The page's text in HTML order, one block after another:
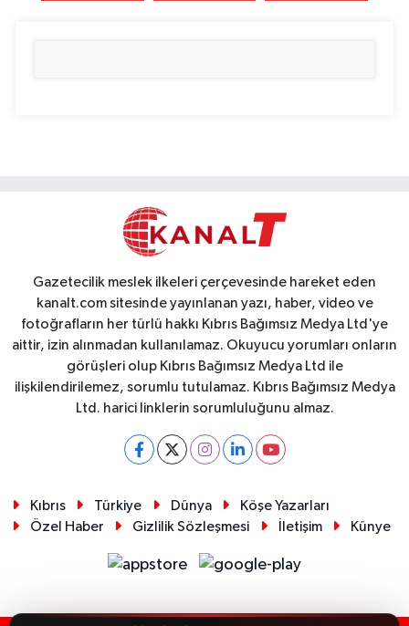
Gazetecilik meslek ilkeleri çerçevesinde hareket eden
kanalt.com sitesinde yayınlanan yazı, haber, video ve
fotoğrafların her türlü hakkı Kıbrıs Bağımsız Medya Ltd'ye
aittir, izin alınmadan kullanılamaz. Okuyucu yorumları onların
görüşleri olup Kıbrıs Bağımsız Medya Ltd ile
ilişkilendirilemez, sorumlu tutulamaz. Kıbrıs Bağımsız Medya
Ltd. harici linklerin sorumluluğunu almaz.
Kıbrıs Türkiye Dünya
Köşe Yazarları
Özel Haber
Gizlilik Sözleşmesi İletişim Künye